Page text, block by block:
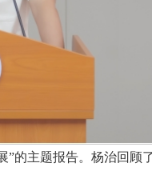
的主题报告。杨治回顾